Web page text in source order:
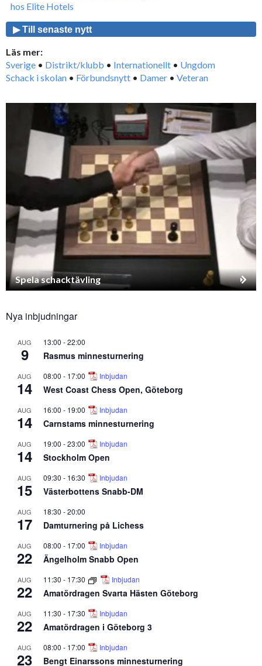
hos Elite Hotels
▶ Till senaste nytt
Läs mer:
Sverige • Distrikt/klubb • Internationellt • Ungdom
Schack i skolan • Förbundsnytt • Damer • Veteran
Spela schacktävling
Nya inbjudningar
AUG
9
13:00 -22:00
Rasmus minnesturnering
AUG
14
08:00 - 17:00 Inbjudan
West Coast Chess Open, Göteborg
AUG
14
16:00 - 19:00 Inbjudan
Carnstams minnesturnering
AUG
14
19:00 -23:00 Inbjudan
Stockholm Open
AUG
15
09:30 - 16:30 Inbjudan
Västerbottens Snabb-DM
AUG
17
18:30 -20:00
Damturnering på Lichess
AUG
22
08:00 - 17:00 Inbjudan
Ängelholm Snabb Open
AUG
22
11:30 - 17:30 Inbjudan
Amatördragen Svarta Hästen Göteborg
AUG
22
11:30 - 17:30 Inbjudan
Amatördragen i Göteborg 3
AUG
23
08:00 - 17:00 Inbjudan
Bengt Einarssons minnesturnering